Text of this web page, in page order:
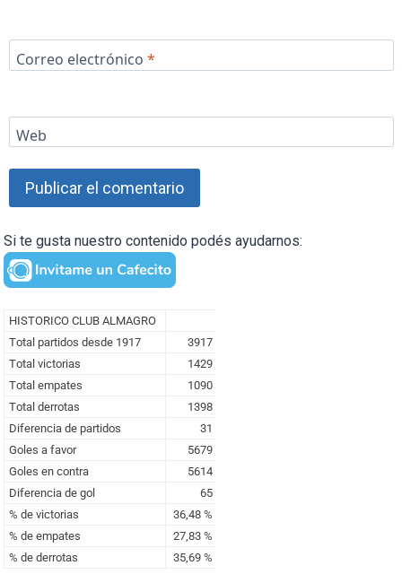
Correo electrónico *
Web
Si te gusta nuestro contenido podés ayudarnos: